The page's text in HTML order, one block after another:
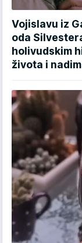
Vojislavu iz
oda
holivudskim
života i